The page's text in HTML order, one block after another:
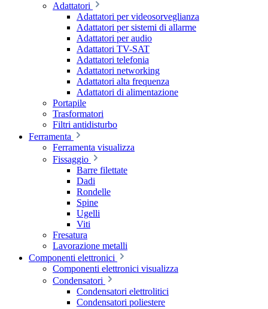
Adattatori
Adattatori per videosorveglianza
Adattatori per sistemi di allarme
Adattatori per audio
Adattatori TV-SAT
Adattatori telefonia
Adattatori networking
Adattatori alta frequenza
Adattatori di alimentazione
Portapile
Trasformatori
Filtri antidisturbo
Ferramenta
Ferramenta visualizza
Fissaggio
Barre filettate
Dadi
Rondelle
Spine
Ugelli
Viti
Fresatura
Lavorazione metalli
Componenti elettronici
Componenti elettronici visualizza
Condensatori
Condensatori elettrolitici
Condensatori poliestere